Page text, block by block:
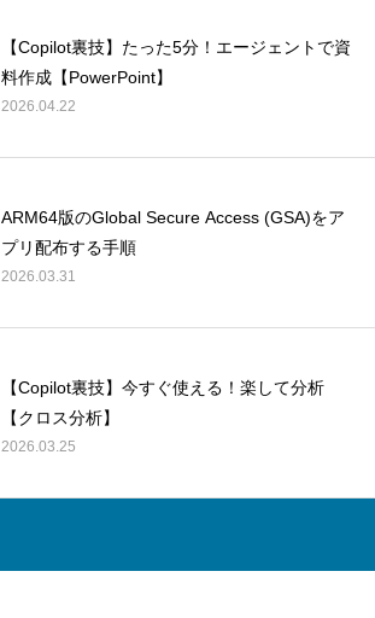
【Copilot裏技】たった5分！エージェントで資
料作成【PowerPoint】
2026.04.22
ARM64版のGlobal Secure Access (GSA)をア
プリ配布する手順
2026.03.31
【Copilot裏技】今すぐ使える！楽して分析
【クロス分析】
2026.03.25